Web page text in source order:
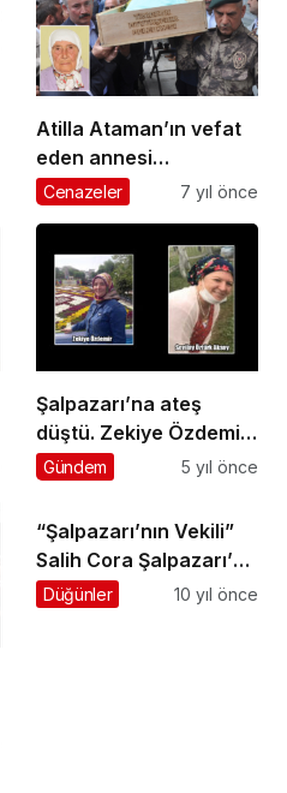
Atilla Ataman’ın vefat
eden annesi
Şalpazarı’nda
Cenazeler 7 yıl önce
Şalpazarı’na ateş
düştü. Zekiye Özdemir
ve Sevilay Öztürk
kazasında hayatlarını
kaybetti
Gündem 5 yıl önce
“Şalpazarı’nın Vekili”
Salih Cora Şalpazarı’na
geldi
Düğünler 10 yıl önce